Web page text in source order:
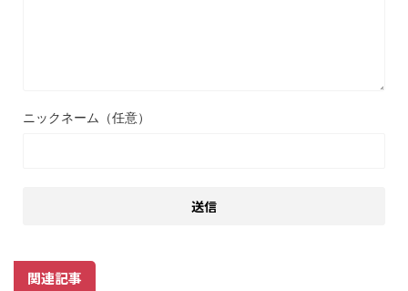
ニックネーム（任意）
関連記事